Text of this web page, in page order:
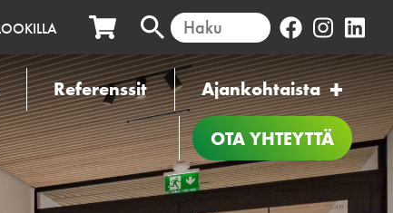
Referenssit Ajankohtaista
OTA YHTEYTTÄ